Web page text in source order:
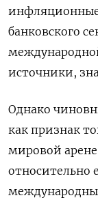
инфляционные
банковского
источники,
Однако
⁠как признак
мировой
относительно